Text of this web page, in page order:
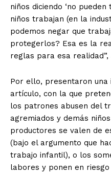
niños diciendo ‘no
niños trabajan (en la
podemos negar que
protegerlos? Esa es la
reglas para esa realidad”,
Por ello, presentaron una
artículo, con la que
los patrones abusen del
agremiados y demás
productores se valen de
(bajo el argumento que
trabajo infantil), o los
labores y ponen en